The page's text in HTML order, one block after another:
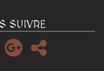
SUIVRE